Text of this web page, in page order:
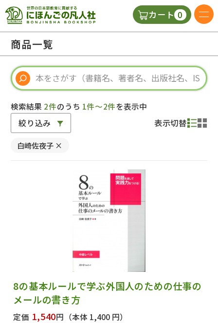
カート 0
視聴覚・補助教材
教師用参考書
商品一覧
検索結果 2件のうち 1件～2件を表示中
絞り込み 表示切替
白崎佐夜子 ×
8の基本ルールで学ぶ外国人のための仕事の
メールの書き方
定価 1,540円 （本体 1,400 円）